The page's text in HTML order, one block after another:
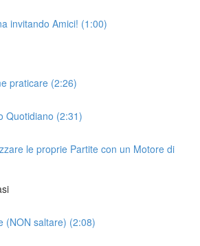
invitando Amici! (1:00)
praticare (2:26)
Quotidiano (2:31)
le proprie Partite con un Motore di
(NON saltare) (2:08)